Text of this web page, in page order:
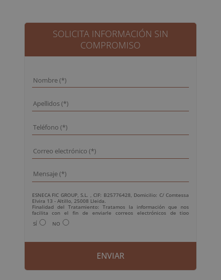
era:
2.480,00€.
es:
620,00€.
SOLICITA INFORMACIÓN SIN
COMPROMISO
ESNECA FIC GROUP, S.L. , CIF: B25776428, Domicilio: C/ Comtessa
Elvira 13 - Altillo, 25008 Lleida.
Finalidad del Tratamiento: Tratamos la información que nos
facilita con el fin de enviarle correos electrónicos de tipo
comercial relacionado con los productos ofrecidos y otros tipo de
productos que fueran de su interés.
suficientemente, dirigiéndose a la dirección
Para más información consulte nuestra Política de Privacidad.
Desea recibir información comercial (vía telefónica y/o email):
SÍ NO